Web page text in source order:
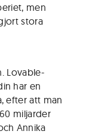
men
stora
Lovable-
har en
efter att man
miljarder
Annika